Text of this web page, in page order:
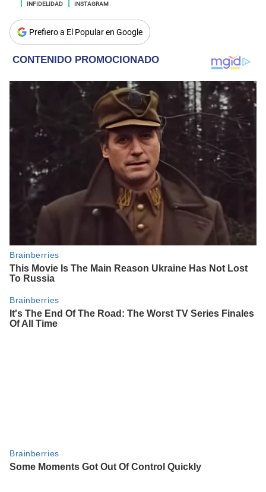
INFIDELIDAD INSTAGRAM
Prefiero a El Popular en Google